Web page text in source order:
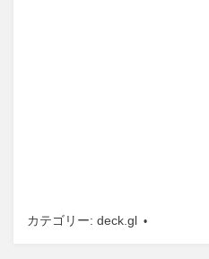
カテゴリー: deck.gl